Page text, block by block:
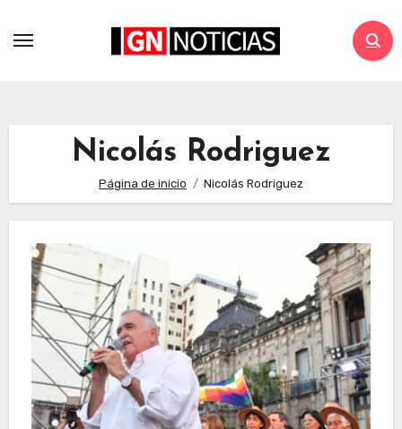
Nicolás Rodriguez
Página de inicio Nicolás Rodriguez